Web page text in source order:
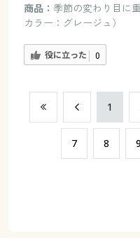
商品： 季節の変わり目に
カラー：グレージュ）
役に立った 0
​1
​7 ​8 ​9